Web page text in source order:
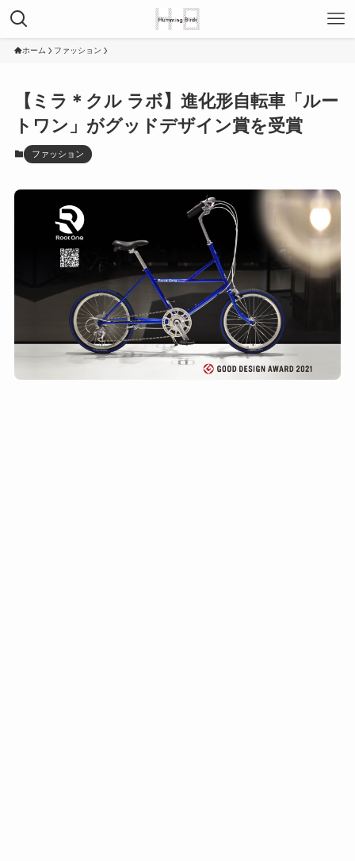
ホーム ファッション
【ミラ＊クル ラボ】進化形自転車「ルー
トワン」がグッドデザイン賞を受賞
ファッション